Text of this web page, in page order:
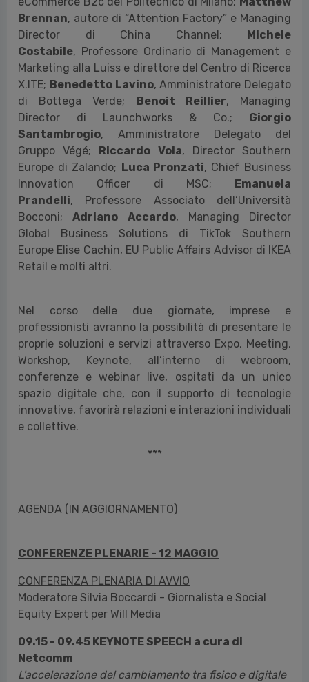
Brennan, autore di “Attention Factory” e Managing
Director di China Channel;
Michele
Costabile, Professore Ordinario di Management e
Marketing alla Luiss e direttore del Centro di Ricerca
X.ITE; Benedetto Lavino, Amministratore Delegato
di Bottega Verde;
Benoit Reillier,
Managing
Director di Launchworks & Co.;
Giorgio
Santambrogio,
Amministratore Delegato del
Gruppo Végé;
Riccardo Vola,
Director Southern
Europe di Zalando; Luca Pronzati, Chief Business
Innovation Officer di MSC;
Emanuela
Prandelli,
Professore Associato dell’Università
Bocconi;
Adriano Accardo, Managing Director
Global Business Solutions di TikTok Southern
Europe Elise Cachin, EU Public Affairs Advisor di IKEA
Retail e molti altri.
Nel corso delle due giornate, imprese e
professionisti avranno la possibilità di presentare le
proprie soluzioni e servizi attraverso Expo, Meeting,
Workshop, Keynote, all’interno di webroom,
conferenze e webinar live, ospitati da un unico
spazio digitale che, con il supporto di tecnologie
innovative, favorirà relazioni e interazioni individuali
e collettive.
***
AGENDA (IN AGGIORNAMENTO)
CONFERENZE PLENARIE - 12 MAGGIO
CONFERENZA PLENARIA DI AVVIO
Moderatore Silvia Boccardi - Giornalista e Social
Equity Expert per Will Media
09.15 - 09.45 KEYNOTE SPEECH a cura di
Netcomm
L'accelerazione del cambiamento tra fisico e digitale